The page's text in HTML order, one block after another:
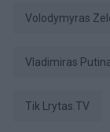
Volodymyras
Vladimiras
tik Lrytas.TV